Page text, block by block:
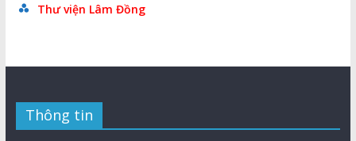
Thư viện Lâm Đồng
Thông tin